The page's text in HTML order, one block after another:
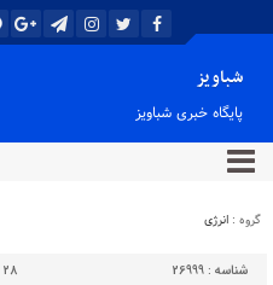
شباویز
پایگاه خبری شباویز
گروه : انرژی
شناسه : 26999
۲۸ مرداد ۱۴۰۴ - ۲۰:۵۵